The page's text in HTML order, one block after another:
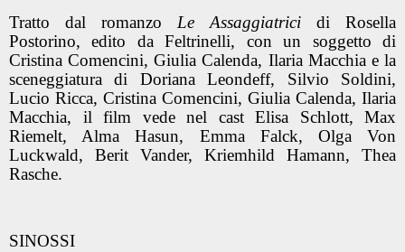
Tratto dal romanzo Le Assaggiatrici di Rosella
Postorino, edito da Feltrinelli, con un soggetto di
Cristina Comencini, Giulia Calenda, Ilaria Macchia e la
sceneggiatura di Doriana Leondeff, Silvio Soldini,
Lucio Ricca, Cristina Comencini, Giulia Calenda, Ilaria
Macchia, il film vede nel cast Elisa Schlott, Max
Riemelt, Alma Hasun, Emma Falck, Olga Von
Luckwald, Berit Vander, Kriemhild Hamann, Thea
Rasche.
SINOSSI